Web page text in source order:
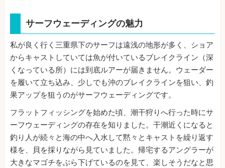
サーフウェーディングの魅力
私が良く行く三重県下のサーフは遠浅の地形が多く、ショア
からキャストしていては魚が付いているブレイクライン（深
くなっている所）には到底ルアーが届きません。ウェーダー
を履いて立ち込み、少しでも沖のブレイクラインを狙い、釣
果アップを狙うのがサーフウェーディングです。
フラットフィッシングを始めた頃、潮干狩りへ行った時にサ
ーフウェーディングの存在を知りました。干潮近くになると
釣り人が続々と海の中へ入水して黙々とキャストを繰り返す
様を、貝を採りながら見ていました。帰宅するアングラーが
大きなマゴチをぶら下げているのを見て、楽しそうだなと思